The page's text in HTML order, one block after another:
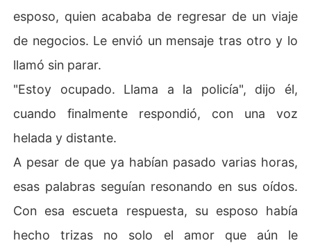
esposo, quien acababa de regresar de un viaje
de negocios. Le envió un mensaje tras otro y lo
llamó sin parar.
"Estoy ocupado. Llama a la policía", dijo él,
cuando finalmente respondió, con una voz
helada y distante.
A pesar de que ya habían pasado varias horas,
esas palabras seguían resonando en sus oídos.
Con esa escueta respuesta, su esposo había
hecho trizas no solo el amor que aún le